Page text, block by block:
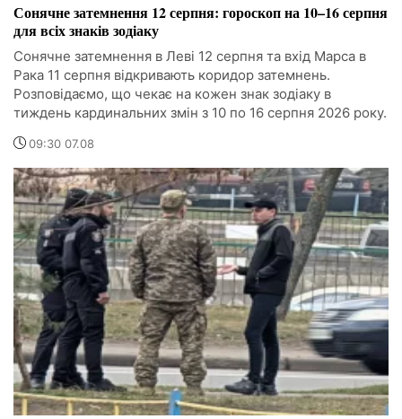
Сонячне затемнення 12 серпня: гороскоп на 10–16 серпня
для всіх знаків зодіаку
Сонячне затемнення в Леві 12 серпня та вхід Марса в
Рака 11 серпня відкривають коридор затемнень.
Розповідаємо, що чекає на кожен знак зодіаку в
тиждень кардинальних змін з 10 по 16 серпня 2026 року.
09:30 07.08